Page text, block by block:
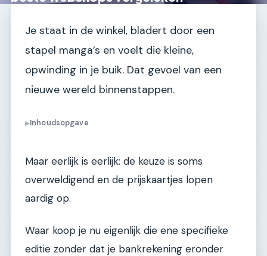
Je staat in de winkel, bladert door een
stapel manga’s en voelt die kleine,
opwinding in je buik. Dat gevoel van een
nieuwe wereld binnenstappen.
▶Inhoudsopgave
Maar eerlijk is eerlijk: de keuze is soms
overweldigend en de prijskaartjes lopen
aardig op.
Waar koop je nu eigenlijk die ene specifieke
editie zonder dat je bankrekening eronder